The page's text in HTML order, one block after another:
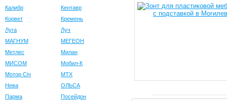
Калибр
Кентавр
Корвет
Кремень
Луга
Луч
МАГНУМ
МЕГЕОН
Метлес
Милан
МИСОМ
Мобил-К
Мотор Сiч
МТХ
Нева
ОЛЬСА
Парма
Посейдон